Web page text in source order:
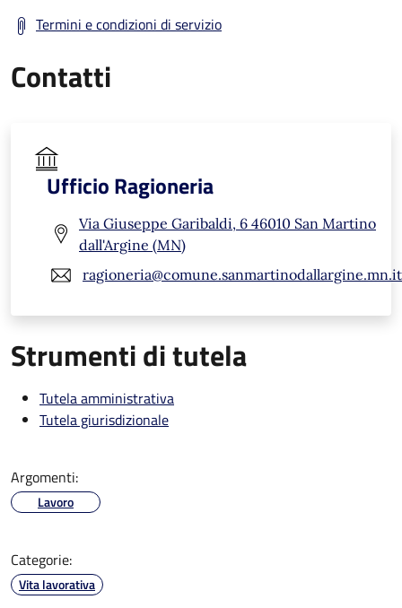
Termini e condizioni di servizio
Contatti
Ufficio Ragioneria
Via Giuseppe Garibaldi, 6 46010 San Martino
dall'Argine (MN)
ragioneria@comune.sanmartinodallargine.mn.it
Strumenti di tutela
Tutela amministrativa
Tutela giurisdizionale
Argomenti:
Lavoro
Categorie:
Vita lavorativa